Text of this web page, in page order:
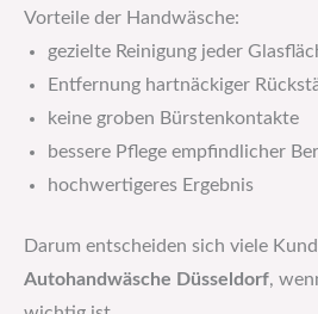
Vorteile der Handwäsche:
gezielte Reinigung jeder
Entfernung hartnäckiger
keine groben Bürstenkontakte
bessere Pflege empfindlicher
hochwertigeres Ergebnis
Darum entscheiden sich viele
Autohandwäsche Düsseldorf,